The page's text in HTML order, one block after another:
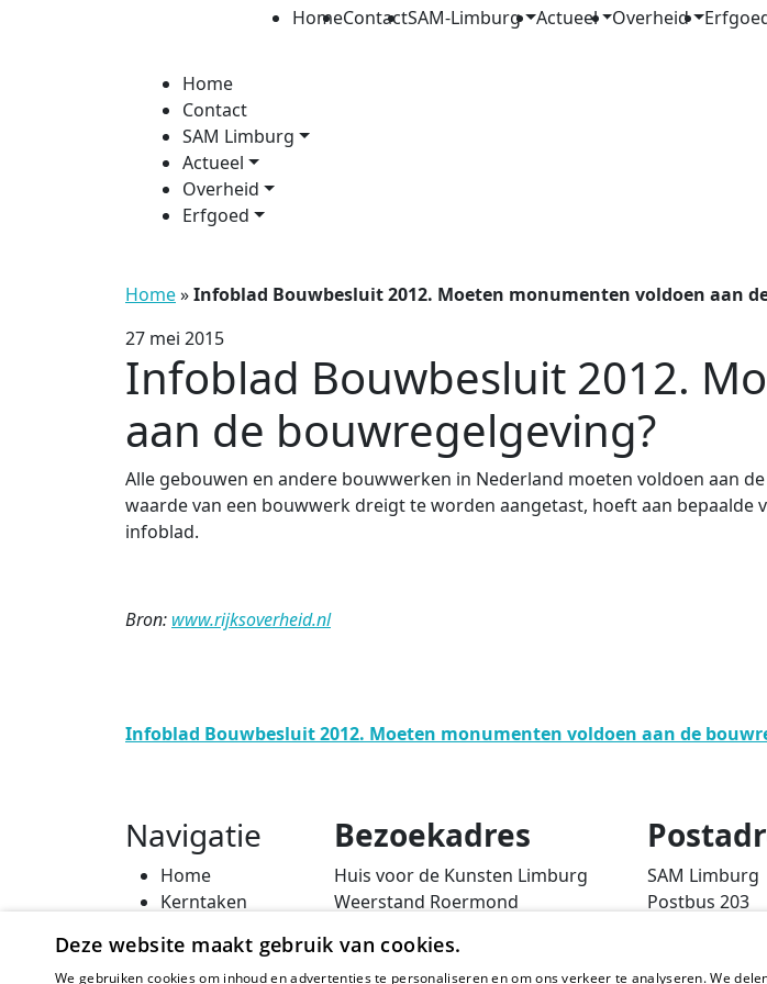
HomeContactSAM-Limburg Actueel Overheid
Home
Contact
SAM Limburg
Actueel
Overheid
Erfgoed
Home»Infoblad Bouwbesluit 2012. Moeten monumenten voldoen aan
27 mei 2015
Infoblad Bouwbesluit 2012.
aan de bouwregelgeving?
Alle gebouwen en andere bouwwerken in Nederland moeten voldoen aan
waarde van een bouwwerk dreigt te worden aangetast, hoeft aan
infoblad.
Bron: www.rijksoverheid.nl
Infoblad Bouwbesluit 2012. Moeten monumenten voldoen aan de
Navigatie
Home
Kerntaken
Erfgoedbeleid
Bezoekadres
Huis voor de Kunsten Limburg
Weerstand Roermond
6042 GG Roermond
SAM Limburg
Postbus 203
Deze website maakt gebruik van cookies.
We gebruiken cookies om inhoud en advertenties te personaliseren en om ons verkeer te analyseren. We